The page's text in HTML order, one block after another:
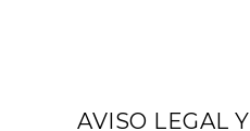
AVISO LEGAL Y